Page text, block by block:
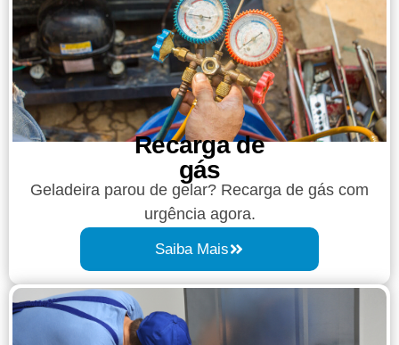
Recarga de
gás
Geladeira parou de gelar? Recarga de gás com
urgência agora.
Saiba Mais